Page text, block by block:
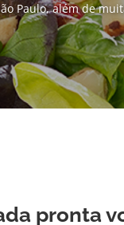
Paulo, além de
pronta